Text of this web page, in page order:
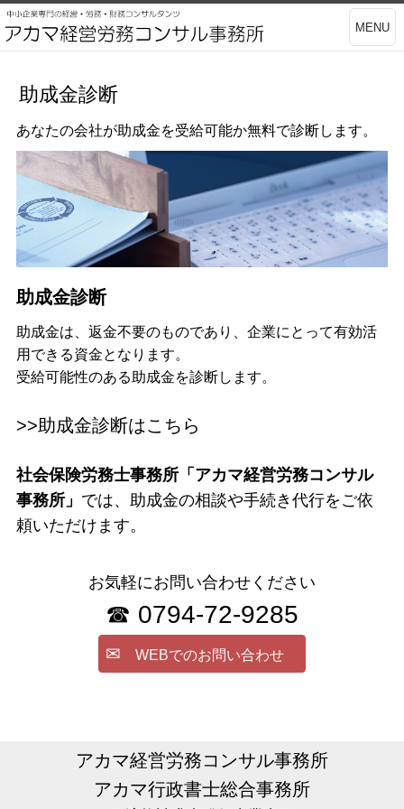
MENU
助成金診断
あなたの会社が助成金を受給可能か無料で診断します。
助成金診断
助成金は、返金不要のものであり、企業にとって有効活
用できる資金となります。
受給可能性のある助成金を診断します。
>>助成金診断はこちら
社会保険労務士事務所「アカマ経営労務コンサル
事務所」 では、助成金の相談や手続き代行をご依
頼いただけます。
お気軽にお問い合わせください
☎ 0794-72-9285
✉ WEBでのお問い合わせ
アカマ経営労務コンサル事務所
アカマ行政書士総合事務所